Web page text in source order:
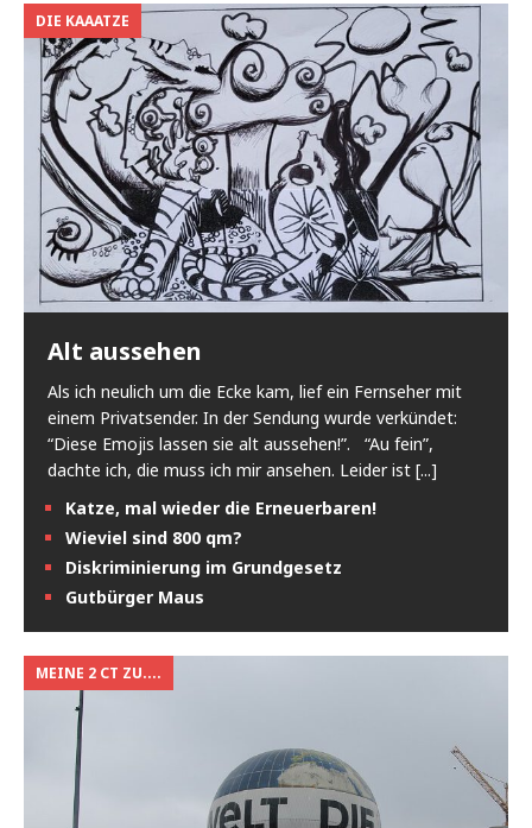
DIE KAAATZE
Alt aussehen
Als ich neulich um die Ecke kam, lief ein Fernseher mit
einem Privatsender. In der Sendung wurde verkündet:
“Diese Emojis lassen sie alt aussehen!”. “Au fein”,
dachte ich, die muss ich mir ansehen. Leider ist [...]
Katze, mal wieder die Erneuerbaren!
Wieviel sind 800 qm?
Diskriminierung im Grundgesetz
Gutbürger Maus
MEINE 2 CT ZU....